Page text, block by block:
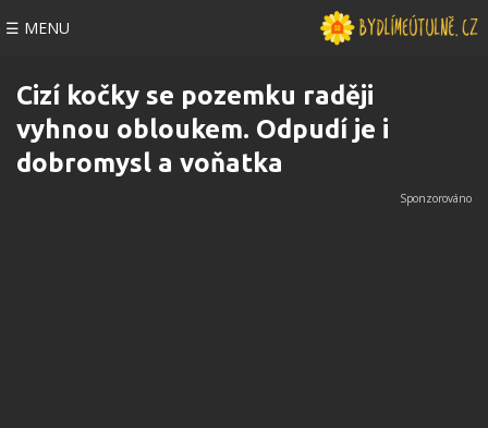
☰ MENU
Cizí kočky se pozemku raději
vyhnou obloukem. Odpudí je i
dobromysl a voňatka